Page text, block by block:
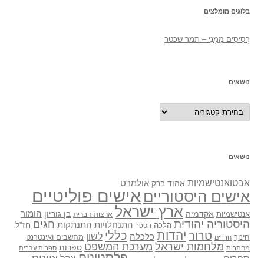
בלוגים מומלצים
רְסִיסִים מִמֶנִי – תמר שכטר
נושאים
נושאים
נושאים
אבטואנטישמיות אהוד ברק אולמרט
אישים היסטוריים אישים פוליטיים
אנטישמיות אקדמיה ארץ ישראל ארצות הברית בן גוריון הומור
היסטוריה יהודית הלכה הספר התנחלויות התנתקות חגים חז"ל
חינוך חרדים טרור יהדות כלכלה כללי לשון מחשבים ואינטרנט
מחתרות מלחמות ישראל מערכת המשפט ספרות ספרות עברית